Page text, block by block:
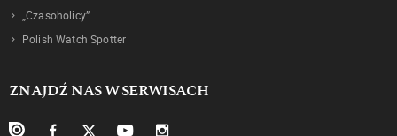
„Czasoholicy”
Polish Watch Spotter
ZNAJDŹ NAS W SERWISACH